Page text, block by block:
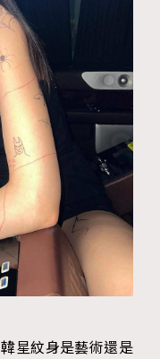
2
132
349
145
1
敬
42
Takuro｜模特
星紋身是藝術還是